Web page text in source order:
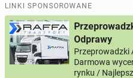
PROFILE KANDYDATÓW
USŁUGI
LINKI SPONSOROWANE
Odprawy
Przeprowadzki
Darmowa
rynku /